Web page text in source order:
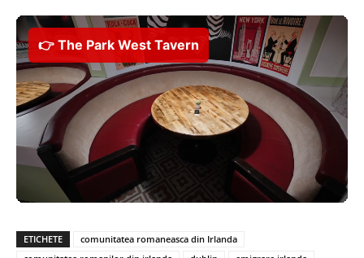
👉 The Park West Tavern
ETICHETE
comunitatea romaneasca din Irlanda